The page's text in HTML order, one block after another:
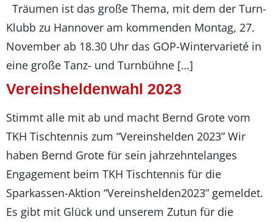
Träumen ist das große Thema, mit dem der Turn-
Klubb zu Hannover am kommenden Montag, 27.
November ab 18.30 Uhr das GOP-Wintervarieté in
eine große Tanz- und Turnbühne […]
Vereinsheldenwahl 2023
Stimmt alle mit ab und macht Bernd Grote vom
TKH Tischtennis zum “Vereinshelden 2023” Wir
haben Bernd Grote für sein jahrzehntelanges
Engagement beim TKH Tischtennis für die
Sparkassen-Aktion “Vereinshelden2023” gemeldet.
Es gibt mit Glück und unserem Zutun für die